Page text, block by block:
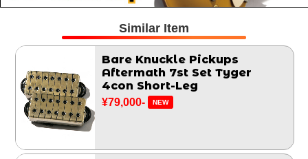
Similar Item
Bare Knuckle Pickups
Aftermath 7st Set Tyger
4con Short-Leg
¥79,000- NEW